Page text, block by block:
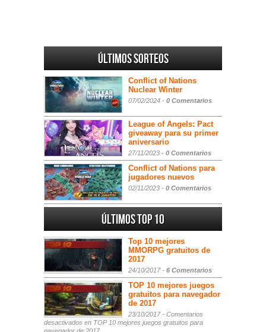
Últimos sorteos
Conflict of Nations
Nuclear Winter
07/02/2024 - 0 Comentarios
League of Angels: Pact
giveaway para su primer
aniversario
27/11/2023 - 0 Comentarios
Conflict of Nations para
jugadores nuevos
02/11/2023 - 0 Comentarios
Últimos Top 10
Top 10 mejores
MMORPG gratuitos de
2017
24/10/2017 - 6 Comentarios
TOP 10 mejores juegos
gratuitos para navegador
de 2017
23/10/2017 - Comentarios
desactivados en TOP 10 mejores juegos gratuitos para